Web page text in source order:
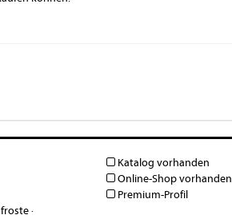
·
Katalog vorhanden
Online-Shop vorhanden
Premium-Profil